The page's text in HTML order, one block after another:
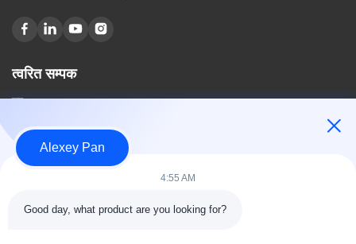
त्वरित सम्पक
घर
उत्पादों
संपर्क करें
श्रेणियाँ
Alexey Pan
4:55 AM
Good day, what product are you looking for?